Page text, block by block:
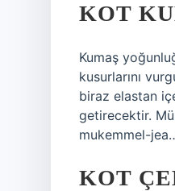
KOT
Kumaş
kusurlarını
biraz elastan
getirecektir.
mukemmel-
KOT